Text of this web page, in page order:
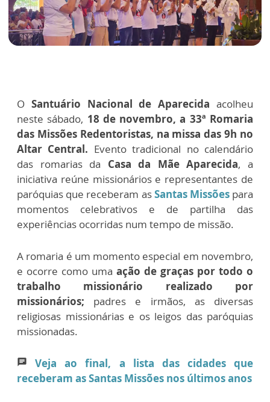
O Santuário Nacional de Aparecida acolheu
neste sábado, 18 de novembro, a 33ª Romaria
das Missões Redentoristas, na missa das 9h no
Altar Central. Evento tradicional no calendário
das romarias da Casa da Mãe Aparecida, a
iniciativa reúne missionários e representantes de
paróquias que receberam asSantas Missõespara
momentos celebrativos e de partilha das
experiências ocorridas num tempo de missão.
A romaria é um momento especial em novembro,
e ocorre como uma ação de graças por todo o
trabalho missionário realizado por
missionários; padres e irmãos, as diversas
religiosas missionárias e os leigos das paróquias
missionadas.
chat
Veja ao final, a lista das cidades que
receberam as Santas Missões nos últimos anos